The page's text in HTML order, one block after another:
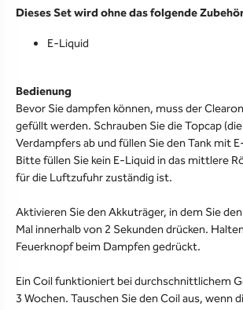
Dieses Set wird ohne das folgende
E-Liquid
Bedienung
Bevor Sie dampfen können, muss der
gefüllt werden. Schrauben Sie die Topcap
Verdampfers ab und füllen Sie den Tank mit
Bitte füllen Sie kein E-Liquid in das mittlere
für die Luftzufuhr zuständig ist.
Aktivieren Sie den Akkuträger, in dem Sie
Mal innerhalb von 2 Sekunden drücken.
Feuerknopf beim Dampfen gedrückt.
Ein Coil funktioniert bei durchschnittlichem
3 Wochen. Tauschen Sie den Coil aus, wenn